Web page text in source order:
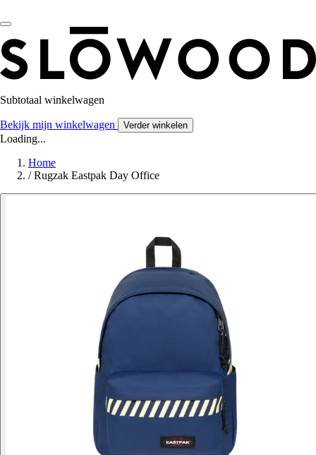
Subtotaal winkelwagen
Bekijk mijn winkelwagen Verder winkelen
Loading...
Home
/ Rugzak Eastpak Day Office